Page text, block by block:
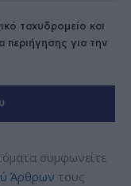
ταχυδρομείο και
για την
συμφωνείτε
Άρθρων τους